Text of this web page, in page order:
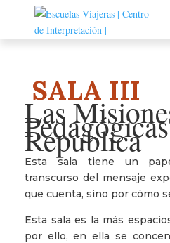
SALA III
Las
Republica
Esta sala tiene un
transcurso del mensaje
que cuenta, sino por cómo
Esta sala es la más
por ello, en ella se